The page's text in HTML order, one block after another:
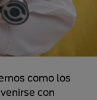
como los
con